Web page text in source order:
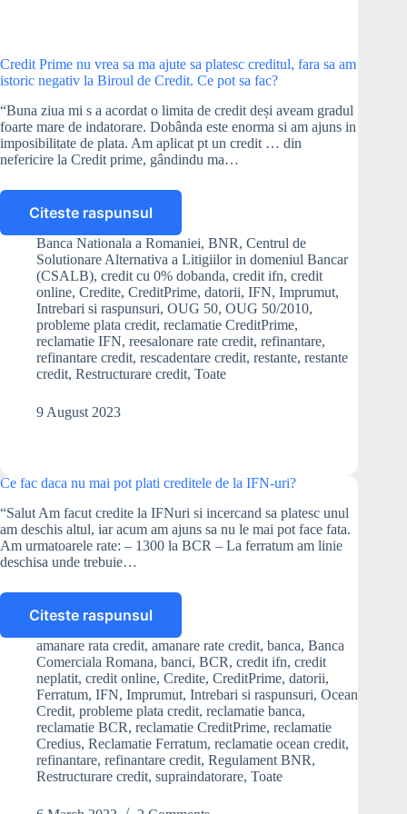
Credit Prime nu vrea sa ma ajute sa platesc creditul, fara sa am
istoric negativ la Biroul de Credit. Ce pot sa fac?
“Buna ziua mi s a acordat o limita de credit deși aveam gradul
foarte mare de indatorare. Dobânda este enorma si am ajuns in
imposibilitate de plata. Am aplicat pt un credit … din
nefericire la Credit prime, gândindu ma…
Citeste raspunsul
Credit
Prime
nu
vrea
sa
ma
ajute
sa
platesc
creditul,
sa
negativ
la
Biroul
de
Credit.
Ce
fac?
Banca Nationala a Romaniei, BNR, Centrul de
Solutionare Alternativa a Litigiilor in domeniul Bancar
(CSALB), credit cu 0% dobanda, credit ifn, credit
online, Credite, CreditPrime, datorii, IFN, Imprumut,
Intrebari si raspunsuri, OUG 50, OUG 50/2010,
probleme plata credit, reclamatie CreditPrime,
reclamatie IFN, reesalonare rate credit, refinantare,
refinantare credit, rescadentare credit, restante, restante
credit, Restructurare credit, Toate
9 August 2023
Ce fac daca nu mai pot plati creditele de la IFN-uri?
“Salut Am facut credite la IFNuri si incercand sa platesc unul
am deschis altul, iar acum am ajuns sa nu le mai pot face fata.
Am urmatoarele rate: – 1300 la BCR – La ferratum am linie
deschisa unde trebuie…
Citeste raspunsul
Ce
fac
daca
nu
mai
pot
plati
creditele
de
la
amanare rata credit, amanare rate credit, banca, Banca
Comerciala Romana, banci, BCR, credit ifn, credit
neplatit, credit online, Credite, CreditPrime, datorii,
Ferratum, IFN, Imprumut, Intrebari si raspunsuri, Ocean
Credit, probleme plata credit, reclamatie banca,
reclamatie BCR, reclamatie CreditPrime, reclamatie
Credius, Reclamatie Ferratum, reclamatie ocean credit,
refinantare, refinantare credit, Regulament BNR,
Restructurare credit, supraindatorare, Toate